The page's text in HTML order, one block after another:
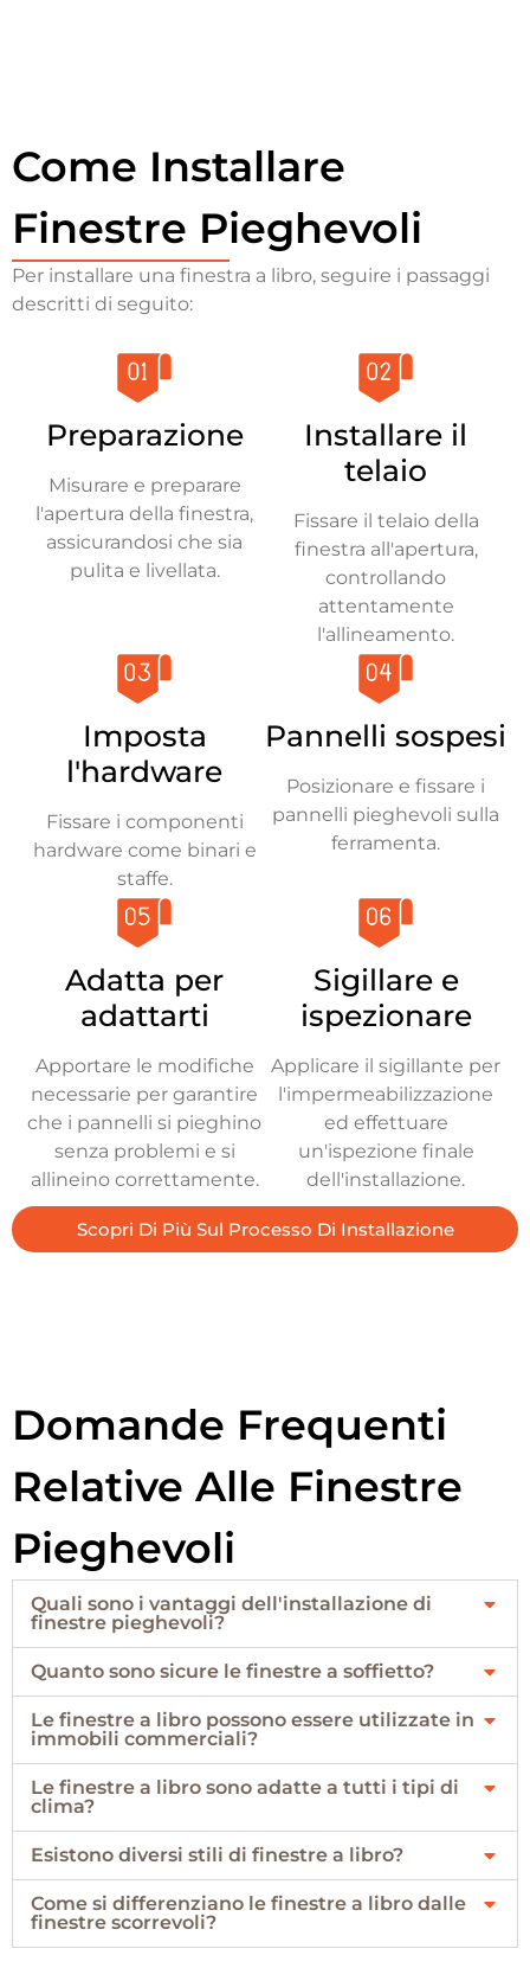
Come Installare
Finestre Pieghevoli
Per installare una finestra a libro, seguire i passaggi
descritti di seguito:
Preparazione
Misurare e preparare
l'apertura della finestra,
assicurandosi che sia
pulita e livellata.
Installare il
telaio
Fissare il telaio della
finestra all'apertura,
controllando
attentamente
l'allineamento.
Imposta
l'hardware
Fissare i componenti
hardware come binari e
staffe.
Pannelli sospesi
Posizionare e fissare i
pannelli pieghevoli sulla
ferramenta.
Adatta per
adattarti
Apportare le modifiche
necessarie per garantire
che i pannelli si pieghino
senza problemi e si
allineino correttamente.
Sigillare e
ispezionare
Applicare il sigillante per
l'impermeabilizzazione
ed effettuare
un'ispezione finale
dell'installazione.
Scopri Di Più Sul Processo Di Installazione
Domande Frequenti
Relative Alle Finestre
Pieghevoli
Quali sono i vantaggi dell'installazione di
finestre pieghevoli?
Quanto sono sicure le finestre a soffietto?
Le finestre a libro possono essere utilizzate in
immobili commerciali?
Le finestre a libro sono adatte a tutti i tipi di
clima?
Esistono diversi stili di finestre a libro?
Come si differenziano le finestre a libro dalle
finestre scorrevoli?